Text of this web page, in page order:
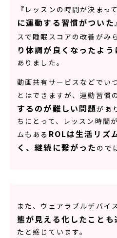
『レッスンの時間が決まっ
に運動する習慣がついた
スで睡眠スコアの改善がみ
り体調が良くなったよ
ありました。
動画共有サービスなどでい
とはできますが、運動習慣
するのが難しい問題があ
ちにとって、レッスン時間
ムもある ROLは生活リズ
く、継続に繋がった ので
また、ウェアラブルデバイ
態が見える化したこと
たと感じています。